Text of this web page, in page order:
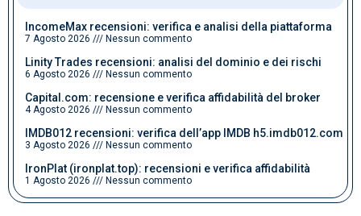
IncomeMax recensioni: verifica e analisi della piattaforma
7 Agosto 2026 Nessun commento
Linity Trades recensioni: analisi del dominio e dei rischi
6 Agosto 2026 Nessun commento
Capital.com: recensione e verifica affidabilità del broker
4 Agosto 2026 Nessun commento
IMDB012 recensioni: verifica dell’app IMDB h5.imdb012.com
3 Agosto 2026 Nessun commento
IronPlat (ironplat.top): recensioni e verifica affidabilità
1 Agosto 2026 Nessun commento